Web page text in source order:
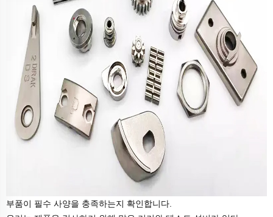
부품이 필수 사양을 충족하는지 확인합니다.